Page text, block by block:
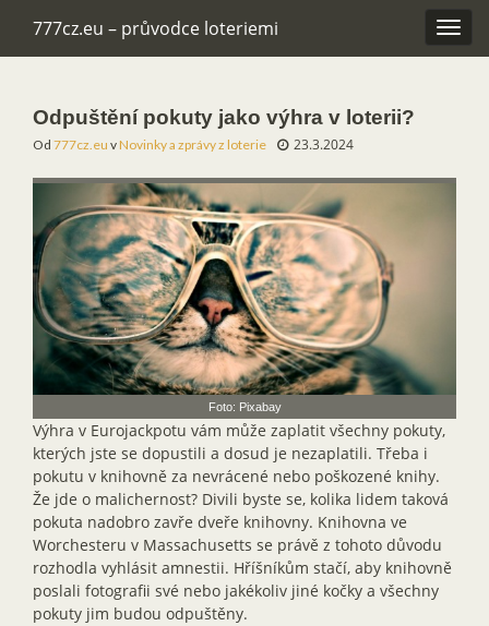
777cz.eu – průvodce loteriemi
Odpuštění pokuty jako výhra v loterii?
Od 777cz.eu vNovinky a zprávy z loterie 23.3.2024
Foto: Pixabay
Výhra v Eurojackpotu vám může zaplatit všechny pokuty,
kterých jste se dopustili a dosud je nezaplatili. Třeba i
pokutu v knihovně za nevrácené nebo poškozené knihy.
Že jde o malichernost? Divili byste se, kolika lidem taková
pokuta nadobro zavře dveře knihovny. Knihovna ve
Worchesteru v Massachusetts se právě z tohoto důvodu
rozhodla vyhlásit amnestii. Hříšníkům stačí, aby knihovně
poslali fotografii své nebo jakékoliv jiné kočky a všechny
pokuty jim budou odpuštěny.